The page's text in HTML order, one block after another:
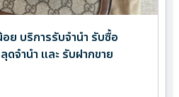
ย บริการรับจำนำ รับซื้อ
จำนำ และ รับฝากขาย